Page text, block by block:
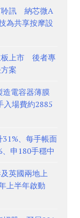
聆訊 納芯微A
為共享按摩設
板上市 後者專
案
造電容器薄膜
場費約2885
、每手帳面
申180手穩中
英國兩地上
上半年啟動